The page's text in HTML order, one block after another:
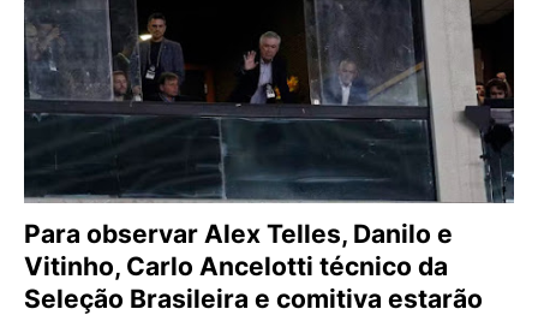
Para observar Alex Telles, Danilo e
Vitinho, Carlo Ancelotti técnico da
Seleção Brasileira e comitiva estarão